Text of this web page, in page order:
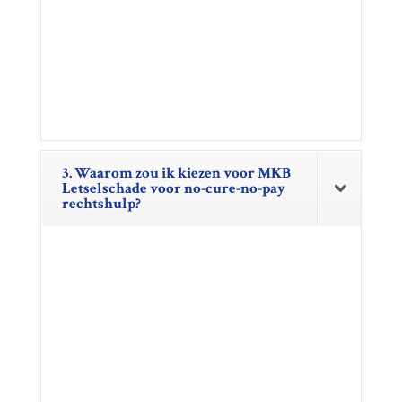
3. Waarom zou ik kiezen voor MKB
Letselschade voor no-cure-no-pay
rechtshulp?